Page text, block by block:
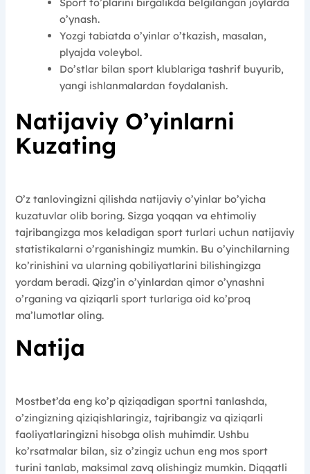
o’ynash.
Yozgi tabiatda o’yinlar o’tkazish, masalan,
plyajda voleybol.
Do’stlar bilan sport klublariga tashrif buyurib,
yangi ishlanmalardan foydalanish.
Natijaviy O’yinlarni
Kuzating
O’z tanlovingizni qilishda natijaviy o’yinlar bo’yicha
kuzatuvlar olib boring. Sizga yoqqan va ehtimoliy
tajribangizga mos keladigan sport turlari uchun natijaviy
statistikalarni o’rganishingiz mumkin. Bu o’yinchilarning
ko’rinishini va ularning qobiliyatlarini bilishingizga
yordam beradi. Qizg’in o’yinlardan qimor o’ynashni
o’rganing va qiziqarli sport turlariga oid ko’proq
ma’lumotlar oling.
Natija
Mostbet’da eng ko’p qiziqadigan sportni tanlashda,
o’zingizning qiziqishlaringiz, tajribangiz va qiziqarli
faoliyatlaringizni hisobga olish muhimdir. Ushbu
ko’rsatmalar bilan, siz o’zingiz uchun eng mos sport
turini tanlab, maksimal zavq olishingiz mumkin. Diqqatli